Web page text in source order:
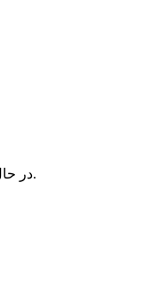
در حال حاضر سبد خرید شما خالی می‌باشد.